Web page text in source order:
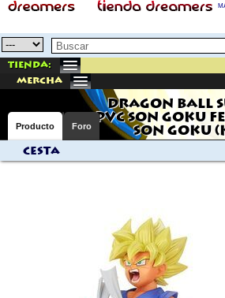
Tienda:
mercha
DRAGON BALL
PVC SON GOKU
SON GOKU
Producto Foro
Cesta